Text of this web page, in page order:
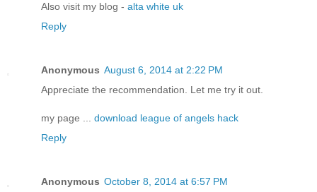
Also visit my blog - alta white uk
Reply
Anonymous August 6, 2014 at 2:22 PM
Appreciate the recommendation. Let me try it out.
my page ... download league of angels hack
Reply
Anonymous October 8, 2014 at 6:57 PM